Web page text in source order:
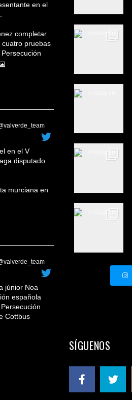
en el
completar
pruebas
en el V
disputado
murciana en
júnior Noa
española
Cottbus
SÍGUENOS